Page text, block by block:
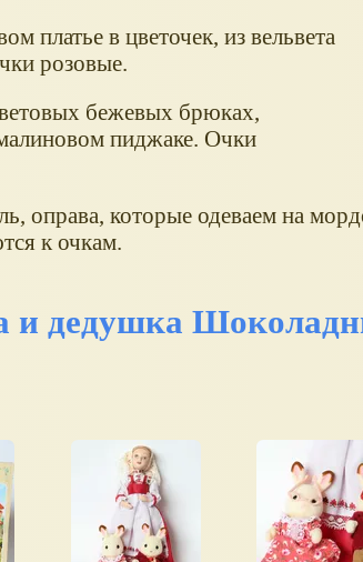
платье в цветочек, из вельвета
розовые.
бежевых брюках,
пиджаке. Очки
оправа, которые одеваем на
к очкам.
и дедушка